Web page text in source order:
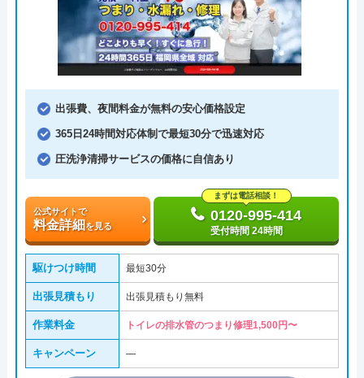
出張費、夜間料金が無料の安心価格設定
365日24時間対応体制で最短30分で迅速対応
圧洗浄清掃サービスの価格に自信あり
公式サイトで
料金詳細を見る
まずは電話相談！
0120-995-414
受付時間 24時間
駆けつけ時間 最短30分
出張見積もり 出張見積もり無料
作業料金 トイレの排水管のつまり修理1,500円〜
キャンペーン ―